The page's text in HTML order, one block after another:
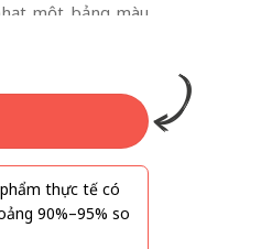
một bảng màu
cách Hàn
đối tượng, từ bạn
thực tế có
90%–95% so